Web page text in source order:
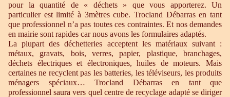
pour la quantité de « déchets » que vous apporterez. Un
particulier est limité à 3mètres cube. Trocland Débarras en tant
que professionnel n’a pas toutes ces contraintes. Et nos demandes
en mairie sont rapides car nous avons les formulaires adaptés.
La plupart des déchetteries acceptent les matériaux suivant :
métaux, gravats, bois, verres, papier, plastique, branchages,
déchets électriques et électroniques, huiles de moteurs. Mais
certaines ne recyclent pas les batteries, les téléviseurs, les produits
ménagers spéciaux… Trocland Débarras en tant que
professionnel saura vers quel centre de recyclage adapté se diriger